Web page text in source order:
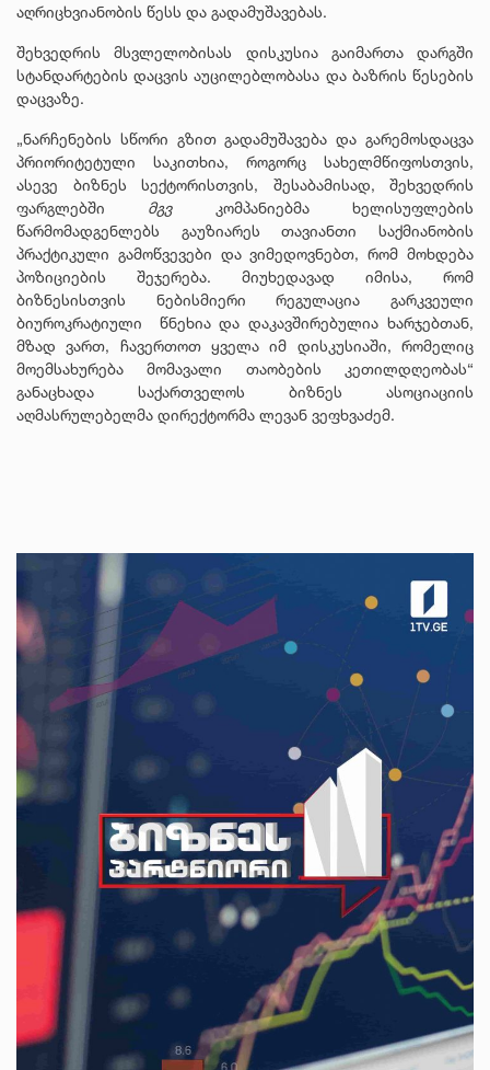
აღრიცხვიანობის წესს და გადამუშავებას.
შეხვედრის მსვლელობისას დისკუსია გაიმართა დარგში
სტანდარტების დაცვის აუცილებლობასა და ბაზრის წესების
დაცვაზე.
„ნარჩენების სწორი გზით გადამუშავება და გარემოსდაცვა
პრიორიტეტული საკითხია, როგორც სახელმწიფოსთვის,
ასევე ბიზნეს სექტორისთვის, შესაბამისად, შეხვედრის
ფარგლებში მგვკომპანიებმა ხელისუფლების
წარმომადგენლებს გაუზიარეს თავიანთი საქმიანობის
პრაქტიკული გამოწვევები და ვიმედოვნებთ, რომ მოხდება
პოზიციების შეჯერება. მიუხედავად იმისა, რომ
ბიზნესისთვის ნებისმიერი რეგულაცია გარკვეული
ბიუროკრატიული წნეხია და დაკავშირებულია ხარჯებთან,
მზად ვართ, ჩავერთოთ ყველა იმ დისკუსიაში, რომელიც
მოემსახურება მომავალი თაობების კეთილდღეობას“
განაცხადა საქართველოს ბიზნეს ასოციაციის
აღმასრულებელმა დირექტორმა ლევან ვეფხვაძემ.